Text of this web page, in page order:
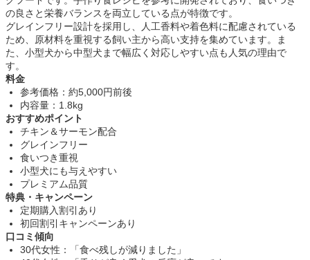
の良さと栄養バランスを両立している点が特徴です。
グレインフリー設計を採用し、人工香料や着色料に配慮されている
ため、原材料を重視する飼い主から高い支持を集めています。ま
た、小型犬から中型犬まで幅広く対応しやすい点も人気の理由で
す。
料金
参考価格：約5,000円前後
内容量：1.8kg
おすすめポイント
チキン＆サーモン配合
グレインフリー
食いつき重視
小型犬にも与えやすい
プレミアム品質
特典・キャンペーン
定期購入割引あり
初回割引キャンペーンあり
口コミ傾向
30代女性：「食べ残しが減りました」